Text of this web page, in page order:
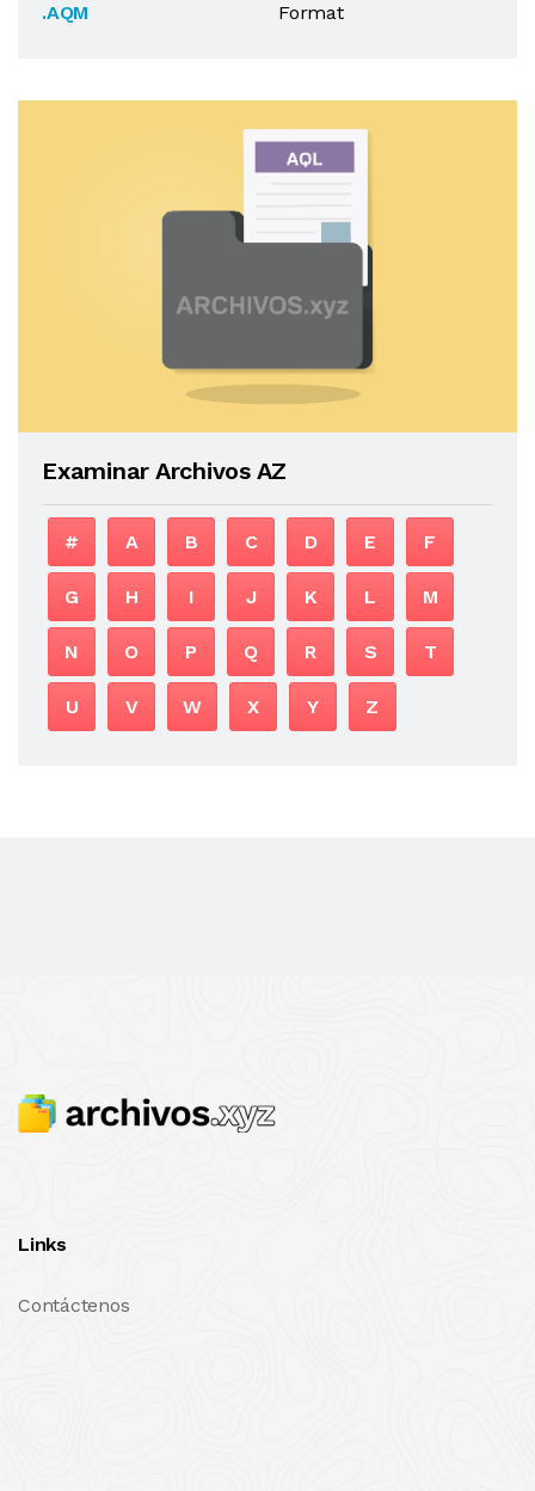
.AQM
Format
Examinar Archivos AZ
# A B C D E F
G H I J K L M
N O P Q R S T
U V W X Y Z
Links
Contáctenos